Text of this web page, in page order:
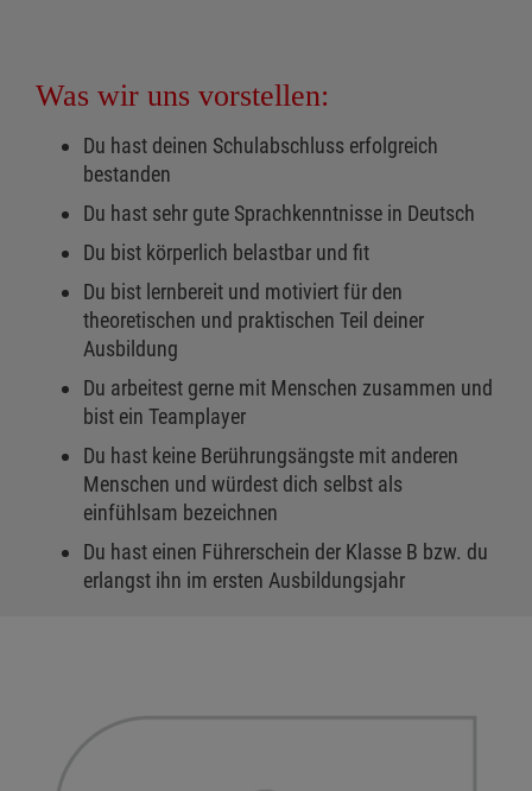
Was wir uns vorstellen:
Du hast deinen Schulabschluss erfolgreich
bestanden
Du hast sehr gute Sprachkenntnisse in Deutsch
Du bist körperlich belastbar und fit
Du bist lernbereit und motiviert für den
theoretischen und praktischen Teil deiner
Ausbildung
Du arbeitest gerne mit Menschen zusammen und
bist ein Teamplayer
Du hast keine Berührungsängste mit anderen
Menschen und würdest dich selbst als
einfühlsam bezeichnen
Du hast einen Führerschein der Klasse B bzw. du
erlangst ihn im ersten Ausbildungsjahr